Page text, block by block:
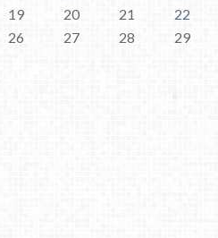
19 20 21
22
26 27 28
29